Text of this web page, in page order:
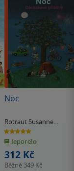
Noc
Rotraut Susanne
Bernerová
4.8
z
5
hvězdiček
leporelo
312 Kč
Běžně 349 Kč